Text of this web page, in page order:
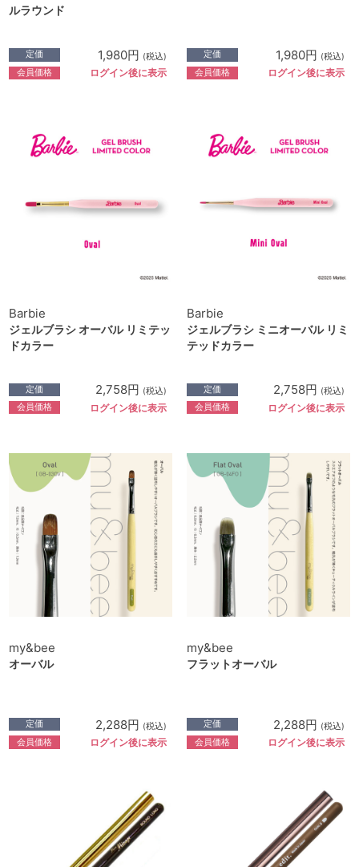
ルラウンド
定価 1,980円 (税込)
会員価格 ログイン後に表示
定価 1,980円 (税込)
会員価格 ログイン後に表示
Barbie
ジェルブラシ オーバル リミテッ
ドカラー
定価 2,758円 (税込)
会員価格 ログイン後に表示
Barbie
ジェルブラシ ミニオーバル リミ
テッドカラー
定価 2,758円 (税込)
会員価格 ログイン後に表示
my&bee
オーバル
定価 2,288円 (税込)
会員価格 ログイン後に表示
my&bee
フラットオーバル
定価 2,288円 (税込)
会員価格 ログイン後に表示